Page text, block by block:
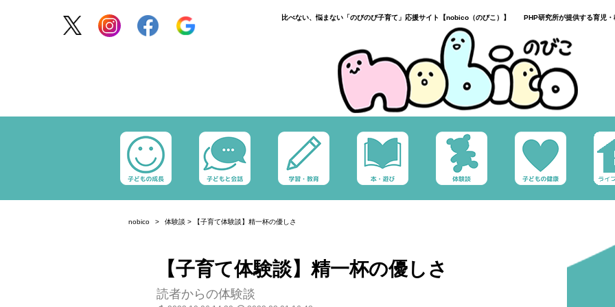
比べない、悩まない「のびのび子育て」応援サイト【nobico（のびこ）】 PHP研究所が提供する育児・
nobico 体験談 > 【子育て体験談】精一杯の優しさ
【子育て体験談】精一杯の優しさ
読者からの体験談